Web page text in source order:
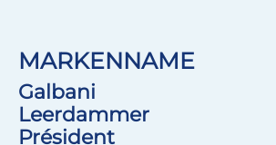
MARKENNAME
Galbani
Leerdammer
Président